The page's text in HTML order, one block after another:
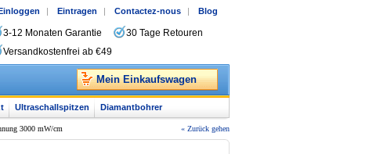
| Eintragen | Contactez-nous | Blog
3-12 Monaten Garantie
30 Tage Retouren
Versandkostenfrei ab €49
Mein Einkaufswagen
Ultraschallspitzen Diamantbohrer
3000 mW/cm « Zurück gehen